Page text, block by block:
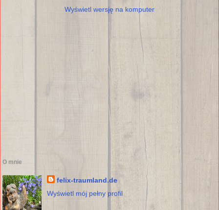
Wyświetl wersję na komputer
O mnie
felix-traumland.de
Wyświetl mój pełny profil